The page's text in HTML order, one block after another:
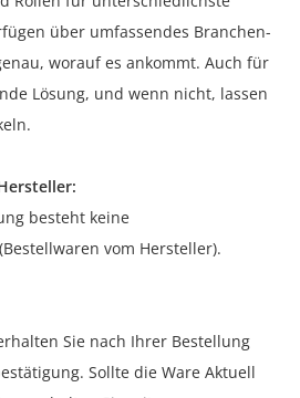
über umfassendes Branchen-
worauf es ankommt. Auch für
Lösung, und wenn nicht, lassen
besteht keine
vom Hersteller).
Sie nach Ihrer Bestellung
Sollte die Ware Aktuell